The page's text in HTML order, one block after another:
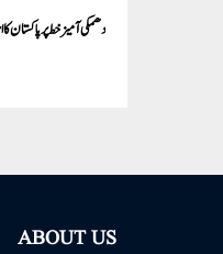
دھمکی آمیز خط پر پاکستان
ABOUT US